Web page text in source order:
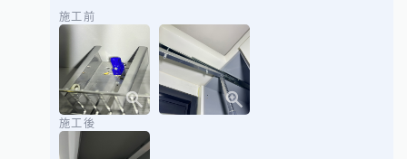
施工前
施工後